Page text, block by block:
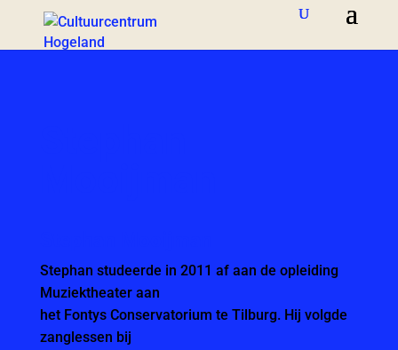
Stephan studeerde in 2011 af aan de opleiding
Muziektheater aan
het Fontys Conservatorium te Tilburg. Hij volgde
zanglessen bij